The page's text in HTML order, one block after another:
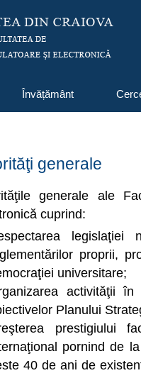
Învățământ
generale
generale ale
cuprind:
proprii,
universitare;
activităţii
Planului
prestigiului
pornind de
40 de ani de